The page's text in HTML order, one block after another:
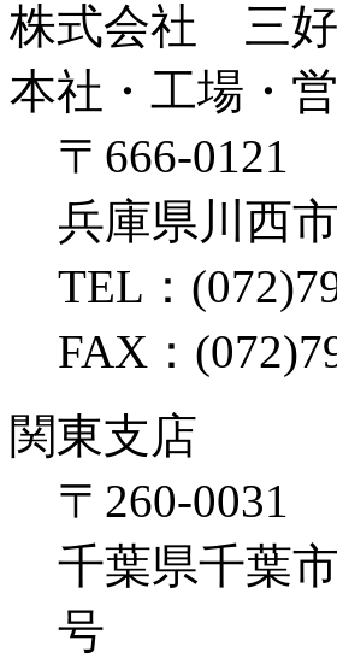
株式会社 三好
本社・工場・
〒666-0121
兵庫県川西
TEL：
FAX：
関東支店
〒260-0031
千葉県千葉
号